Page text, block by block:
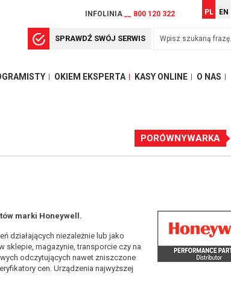
INFOLINIA __ 800 120 322 PL EN
SPRAWDŹ SWÓJ SERWIS
OKIEM EKSPERTA KASY ONLINE O NAS
PORÓWNYWARKA
marki Honeywell.
działających niezależnie lub jako
sklepie, magazynie, transporcie czy na
odczytujących nawet zniszczone
cen. Urządzenia najwyższej